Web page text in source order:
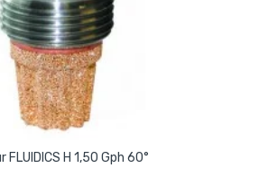
FLUIDICS H 1,50 Gph 60°